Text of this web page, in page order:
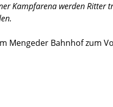
Kampfarena werden Ritter
Mengeder Bahnhof zum